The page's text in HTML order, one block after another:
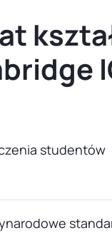
studentów